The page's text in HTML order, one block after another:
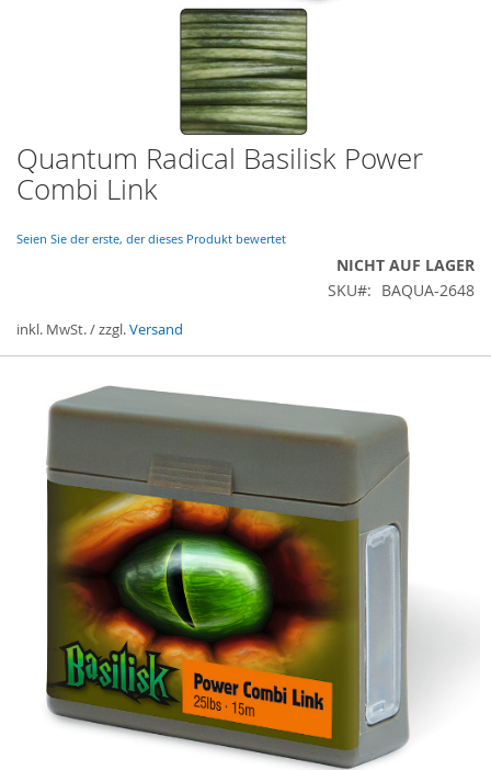
Zum
Anfang
der
springen
Quantum Radical Basilisk Power
Combi Link
Seien Sie der erste, der dieses Produkt bewertet
NICHT AUF LAGER
SKU
BAQUA-2648
inkl. MwSt. / zzgl.Versand